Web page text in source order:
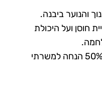
והנוער ביבנה.
חוסן ועל היכולת
עלות כרטיס הנה 40 ש"ח, 50% הנחה למשרתי